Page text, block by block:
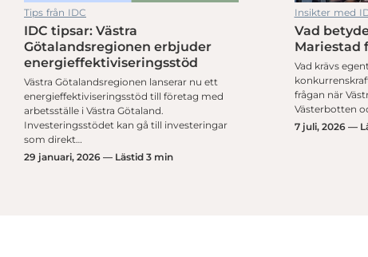
Tips från IDC
IDC tipsar: Västra
Götalandsregionen erbjuder
energieffektiviseringsstöd
Västra Götalandsregionen lanserar nu ett
energieffektiviseringsstöd till företag med
arbetsställe i Västra Götaland.
Investeringsstödet kan gå till investeringar
som direkt…
29 januari, 2026 — Lästid 3 min
Insikter med
Vad
Mariestad
Vad krävs
frågan när
Västerbotten
7 juli, 2026 —
industrin i Västsverige
Industry In West hjälper västsvensk industri att ställa om